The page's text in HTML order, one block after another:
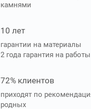
камнями
10 лет
гарантии на материалы
2 года гарантия на работы
72% клиентов
приходят по
родных